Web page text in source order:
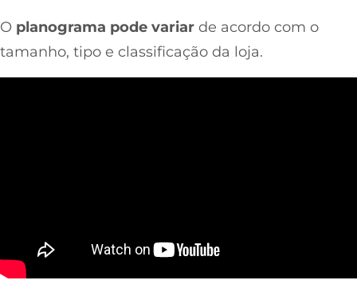
O planograma pode variar de acordo com o
tamanho, tipo e classificação da loja.